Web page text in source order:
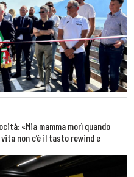
«Mia mamma morì quando
non c’è il tasto rewind e